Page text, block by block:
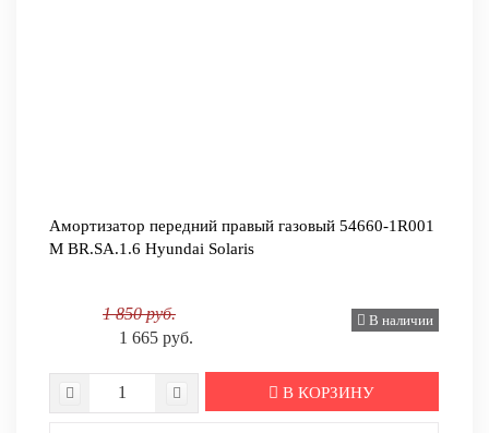
Амортизатор передний правый газовый 54660-1R001
M BR.SA.1.6 Hyundai Solaris
1 850 руб.
1 665 руб.
В наличии
В КОРЗИНУ